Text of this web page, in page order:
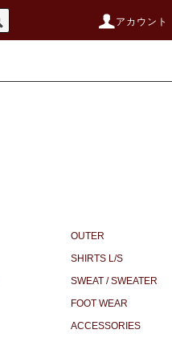
アカウント
OUTER
SHIRTS L/S
SWEAT / SWEATER
FOOT WEAR
ACCESSORIES